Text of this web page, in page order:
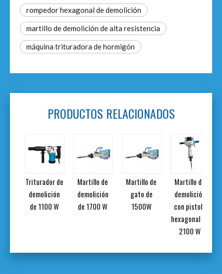
rompedor hexagonal de demolición
martillo de demolición de alta resistencia
máquina trituradora de hormigón
PRODUCTOS RELACIONADOS
Triturador de
demolición
de 1100 W
Martillo de
demolición
de 1700 W
Martillo de
gato de
1500W
Martillo de
demolición
con pistola
hexagonal de
2100 W